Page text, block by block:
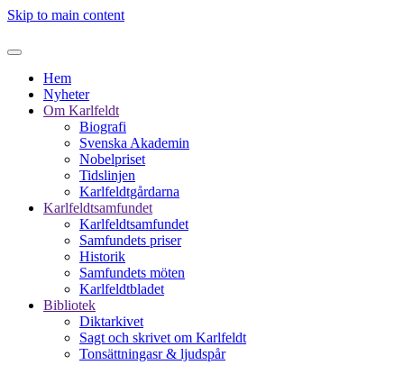
Skip to main content
Hem
Nyheter
Om Karlfeldt
Biografi
Svenska Akademin
Nobelpriset
Tidslinjen
Karlfeldtgårdarna
Karlfeldtsamfundet
Karlfeldtsamfundet
Samfundets priser
Historik
Samfundets möten
Karlfeldtbladet
Bibliotek
Diktarkivet
Sagt och skrivet om Karlfeldt
Tonsättningasr & ljudspår